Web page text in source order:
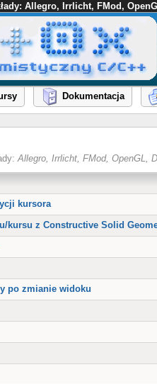
Allegro, Irrlicht, FMod,
Dokumentacja
Allegro, Irrlicht, FMod, OpenGL,
kursora
kursu z Constructive Solid
po zmianie widoku